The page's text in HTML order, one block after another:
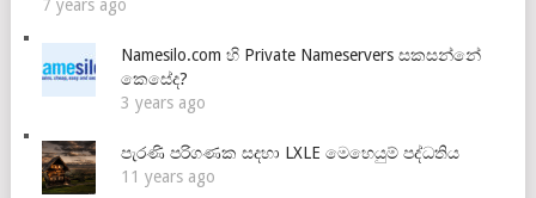
7 years ago
Namesilo.com හි Private Nameservers සකසන්නේ
කෙසේද?
3 years ago
පැරණි පරිගණක සදහා LXLE මෙහෙයුම් පද්ධතිය
11 years ago